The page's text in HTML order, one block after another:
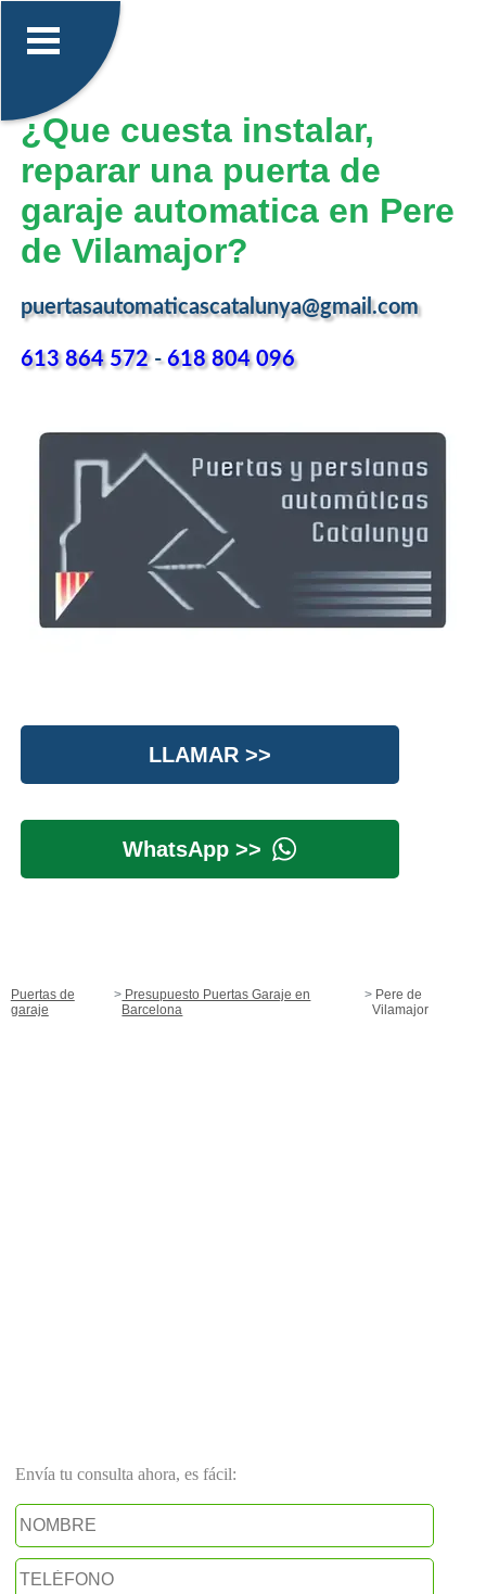
¿Que cuesta instalar,
reparar una puerta de
garaje automatica en Pere
de Vilamajor?
puertasautomaticascatalunya@gmail.com
613 864 572-618 804 096
LLAMAR >>
WhatsApp >>
Puertas de
garaje
Presupuesto Puertas Garaje en
Barcelona
Pere de
Vilamajor
Envía tu consulta ahora, es fácil: